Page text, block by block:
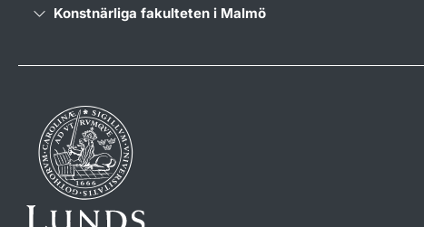
Konstnärliga fakulteten i Malmö